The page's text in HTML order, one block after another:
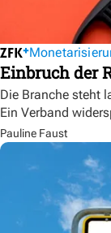
Einbruch der
Die Branche steht
Ein Verband
Pauline Faust